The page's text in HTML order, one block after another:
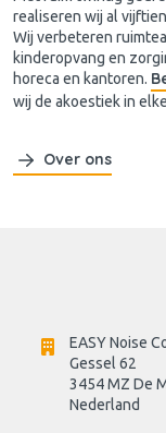
realiseren wij al
Wij verbeteren
kinderopvang en
horeca en kantoren.
wij de akoestiek in
Over ons
EASY Noise
Gessel 62
3454 MZ De
Nederland